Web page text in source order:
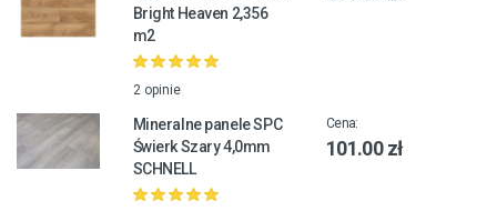
Bright Heaven 2,356
m2
2 opinie
Mineralne panele SPC
Świerk Szary 4,0mm
SCHNELL
Cena:
101.00 zł